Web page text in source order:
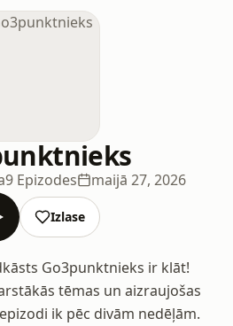
9 Epizodes maijā 27, 2026
Izlase
Go3punktnieks ir klāt!
tēmas un aizraujošas
ik pēc divām nedēļām.